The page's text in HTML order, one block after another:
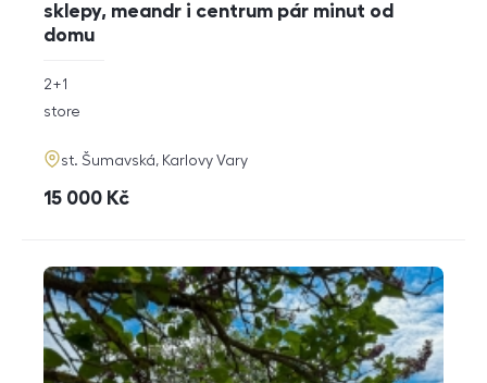
sklepy, meandr i centrum pár minut od
domu
rozměry
2+1
funkce
store
adresa
st. Šumavská, Karlovy Vary
cena
15 000 Kč